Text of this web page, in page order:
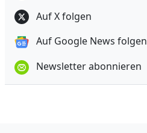
Auf X folgen
Auf Google News folgen
Newsletter abonnieren